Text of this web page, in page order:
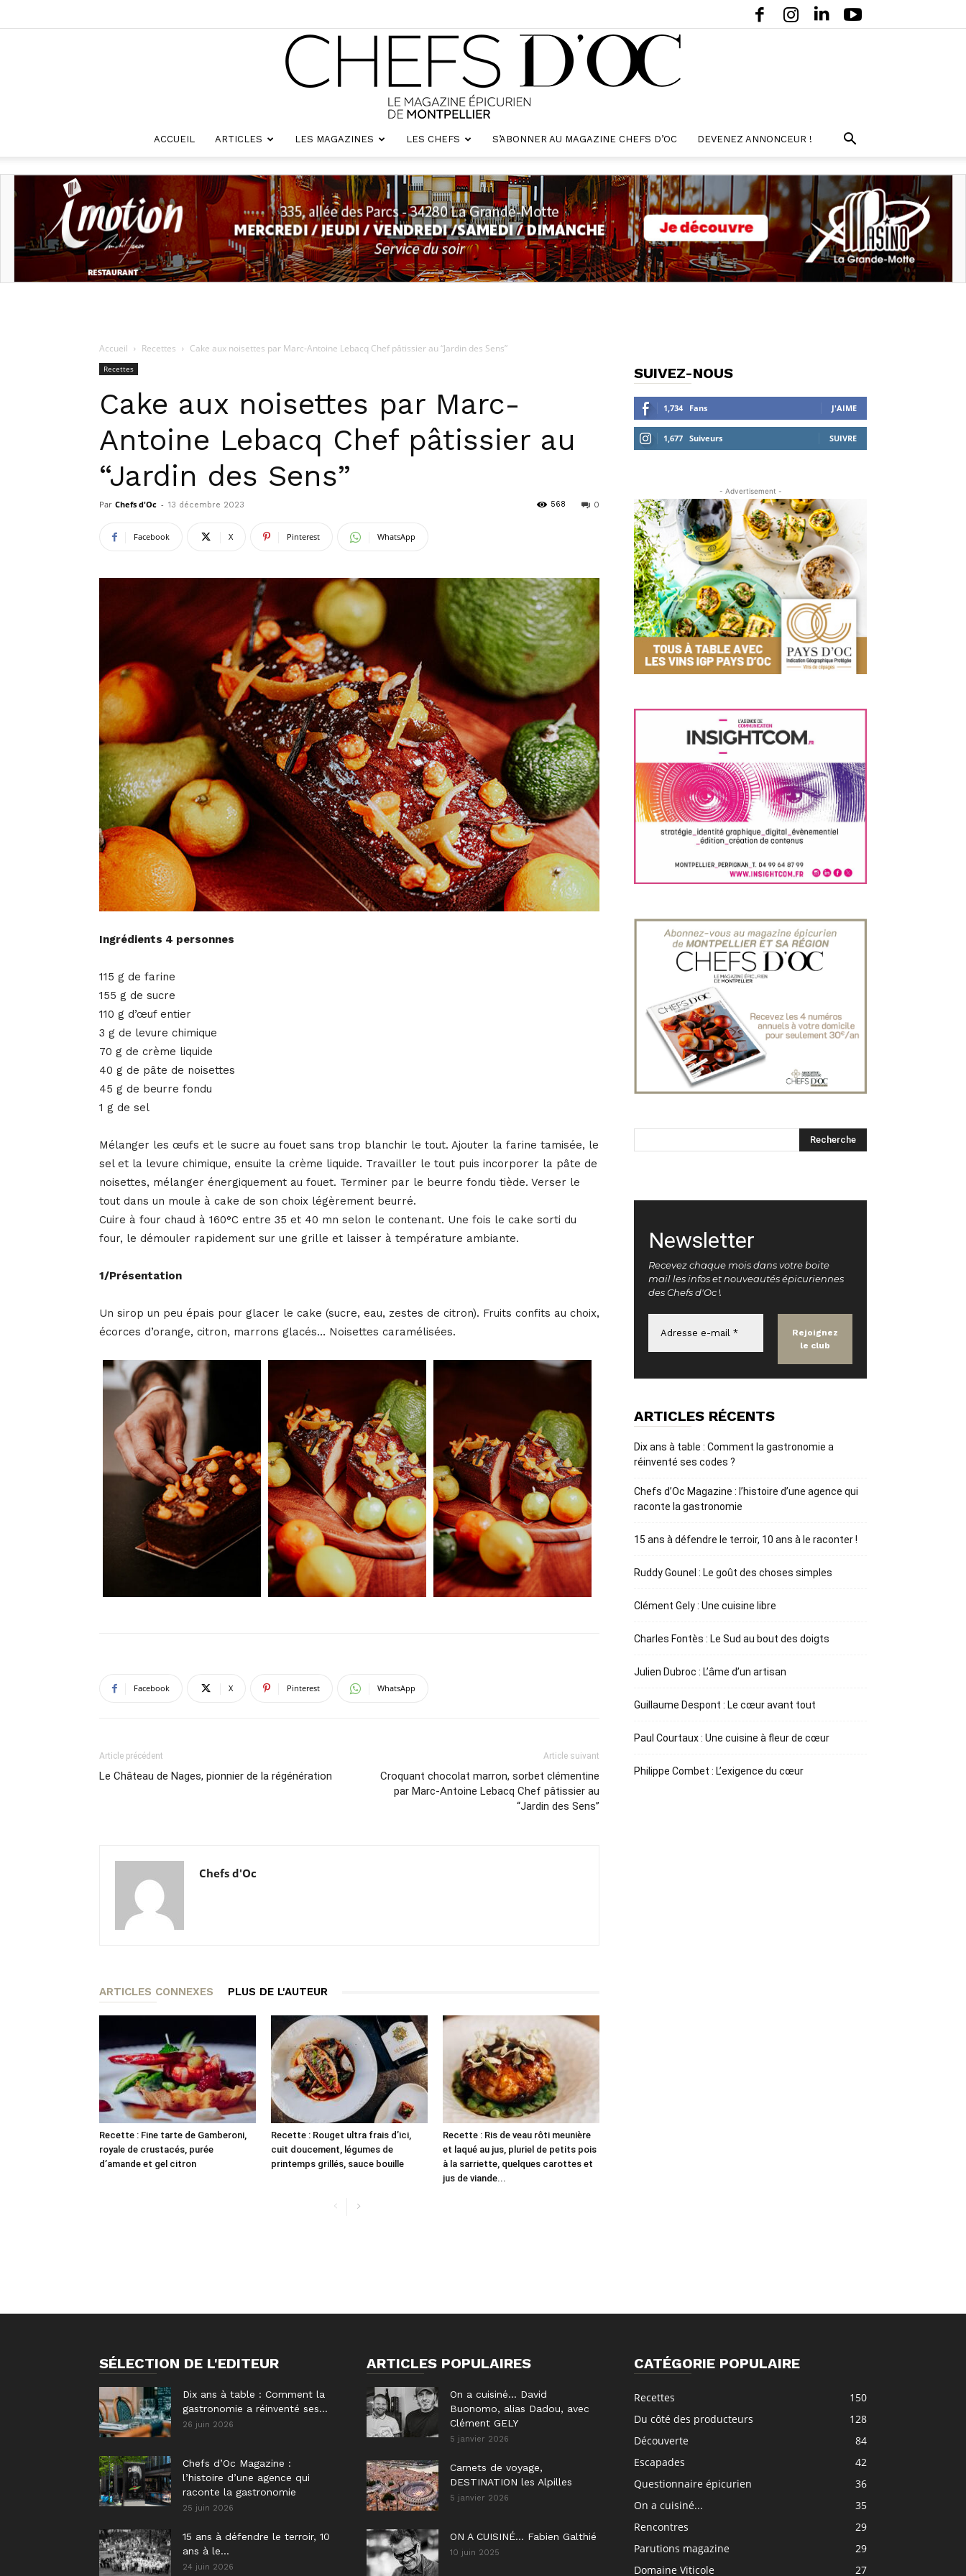
d'oc
ACCUEIL ARTICLES LES MAGAZINES LES CHEFS S’ABONNER AU MAGAZINE CHEFS D’OC DEVENEZ ANNONCEUR !
Accueil Recettes Cake aux noisettes par Marc-Antoine Lebacq Chef pâtissier au “Jardin des Sens”
Recettes
Cake aux noisettes par Marc-
Antoine Lebacq Chef pâtissier au
“Jardin des Sens”
Par Chefs d'Oc - 13 décembre 2023 0
568
Facebook X Pinterest WhatsApp
Ingrédients 4 personnes
115 g de farine
155 g de sucre
110 g d’œuf entier
3 g de levure chimique
70 g de crème liquide
40 g de pâte de noisettes
45 g de beurre fondu
1 g de sel
Mélanger les œufs et le sucre au fouet sans trop blanchir le tout. Ajouter la farine tamisée, le
sel et la levure chimique, ensuite la crème liquide. Travailler le tout puis incorporer la pâte de
noisettes, mélanger énergiquement au fouet. Terminer par le beurre fondu tiède. Verser le
tout dans un moule à cake de son choix légèrement beurré.
Cuire à four chaud à 160°C entre 35 et 40 mn selon le contenant. Une fois le cake sorti du
four, le démouler rapidement sur une grille et laisser à température ambiante.
1/Présentation
Un sirop un peu épais pour glacer le cake (sucre, eau, zestes de citron). Fruits confits au choix,
écorces d’orange, citron, marrons glacés… Noisettes caramélisées.
Facebook X Pinterest WhatsApp
Article précédent
Le Château de Nages, pionnier de la régénération
Article suivant
Croquant chocolat marron, sorbet clémentine
par Marc-Antoine Lebacq Chef pâtissier au
“Jardin des Sens”
Chefs d'Oc
ARTICLES CONNEXES PLUS DE L'AUTEUR
Recette : Fine tarte de Gamberoni,
royale de crustacés, purée
d’amande et gel citron
Recette : Rouget ultra frais d’ici,
cuit doucement, légumes de
printemps grillés, sauce bouille
Recette : Ris de veau rôti meunière
et laqué au jus, pluriel de petits pois
à la sarriette, quelques carottes et
jus de viande...
SUIVEZ-NOUS
1,734 Fans J'AIME
1,677 Suiveurs SUIVRE
- Advertisement -
Newsletter
Recevez chaque mois dans votre boite
mail les infos et nouveautés épicuriennes
des Chefs d'Oc !
ARTICLES RÉCENTS
Dix ans à table : Comment la gastronomie a
réinventé ses codes ?
Chefs d’Oc Magazine : l’histoire d’une agence qui
raconte la gastronomie
15 ans à défendre le terroir, 10 ans à le raconter !
Ruddy Gounel : Le goût des choses simples
Clément Gely : Une cuisine libre
Charles Fontès : Le Sud au bout des doigts
Julien Dubroc : L’âme d’un artisan
Guillaume Despont : Le cœur avant tout
Paul Courtaux : Une cuisine à fleur de cœur
Philippe Combet : L’exigence du cœur
SÉLECTION DE L'EDITEUR
Dix ans à table : Comment la
gastronomie a réinventé ses...
26 juin 2026
Chefs d’Oc Magazine :
l’histoire d’une agence qui
raconte la gastronomie
25 juin 2026
15 ans à défendre le terroir, 10
ans à le...
24 juin 2026
ARTICLES POPULAIRES
On a cuisiné… David
Buonomo, alias Dadou, avec
Clément GELY
5 janvier 2026
Carnets de voyage,
DESTINATION les Alpilles
5 janvier 2026
ON A CUISINÉ… Fabien Galthié
10 juin 2025
CATÉGORIE POPULAIRE
Recettes
150
Du côté des producteurs
128
Découverte
84
Escapades
42
Questionnaire épicurien
36
On a cuisiné...
35
Rencontres
29
Parutions magazine
29
Domaine Viticole
27